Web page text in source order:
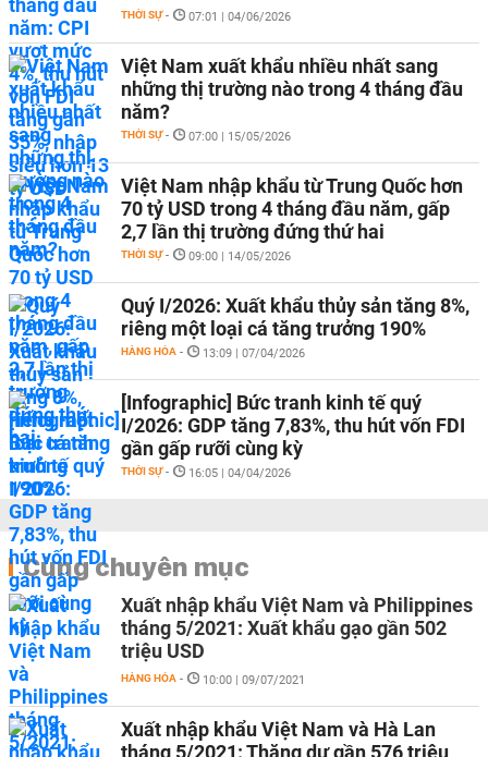
THỜI SỰ - 07:01 | 04/06/2026
Việt Nam xuất khẩu nhiều nhất sang
những thị trường nào trong 4 tháng đầu
năm?
THỜI SỰ - 07:00 | 15/05/2026
Việt Nam nhập khẩu từ Trung Quốc hơn
70 tỷ USD trong 4 tháng đầu năm, gấp
2,7 lần thị trường đứng thứ hai
THỜI SỰ - 09:00 | 14/05/2026
Quý I/2026: Xuất khẩu thủy sản tăng 8%,
riêng một loại cá tăng trưởng 190%
HÀNG HÓA - 13:09 | 07/04/2026
[Infographic] Bức tranh kinh tế quý
I/2026: GDP tăng 7,83%, thu hút vốn FDI
gần gấp rưỡi cùng kỳ
THỜI SỰ - 16:05 | 04/04/2026
Cùng chuyên mục
Xuất nhập khẩu Việt Nam và Philippines
tháng 5/2021: Xuất khẩu gạo gần 502
triệu USD
HÀNG HÓA - 10:00 | 09/07/2021
Xuất nhập khẩu Việt Nam và Hà Lan
tháng 5/2021: Thặng dư gần 576 triệu